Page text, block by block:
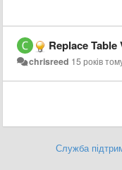
Replace Table
chrisreed 15 років
Служба